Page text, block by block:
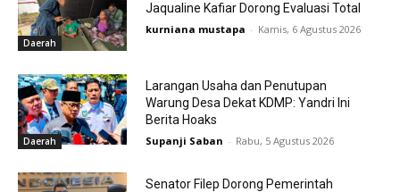
Daerah
Jaqualine Kafiar Dorong Evaluasi Total
kurniana mustapa - Kamis, 6 Agustus 2026
Daerah
Larangan Usaha dan Penutupan
Warung Desa Dekat KDMP: Yandri Ini
Berita Hoaks
Supanji Saban - Rabu, 5 Agustus 2026
Senator Filep Dorong Pemerintah